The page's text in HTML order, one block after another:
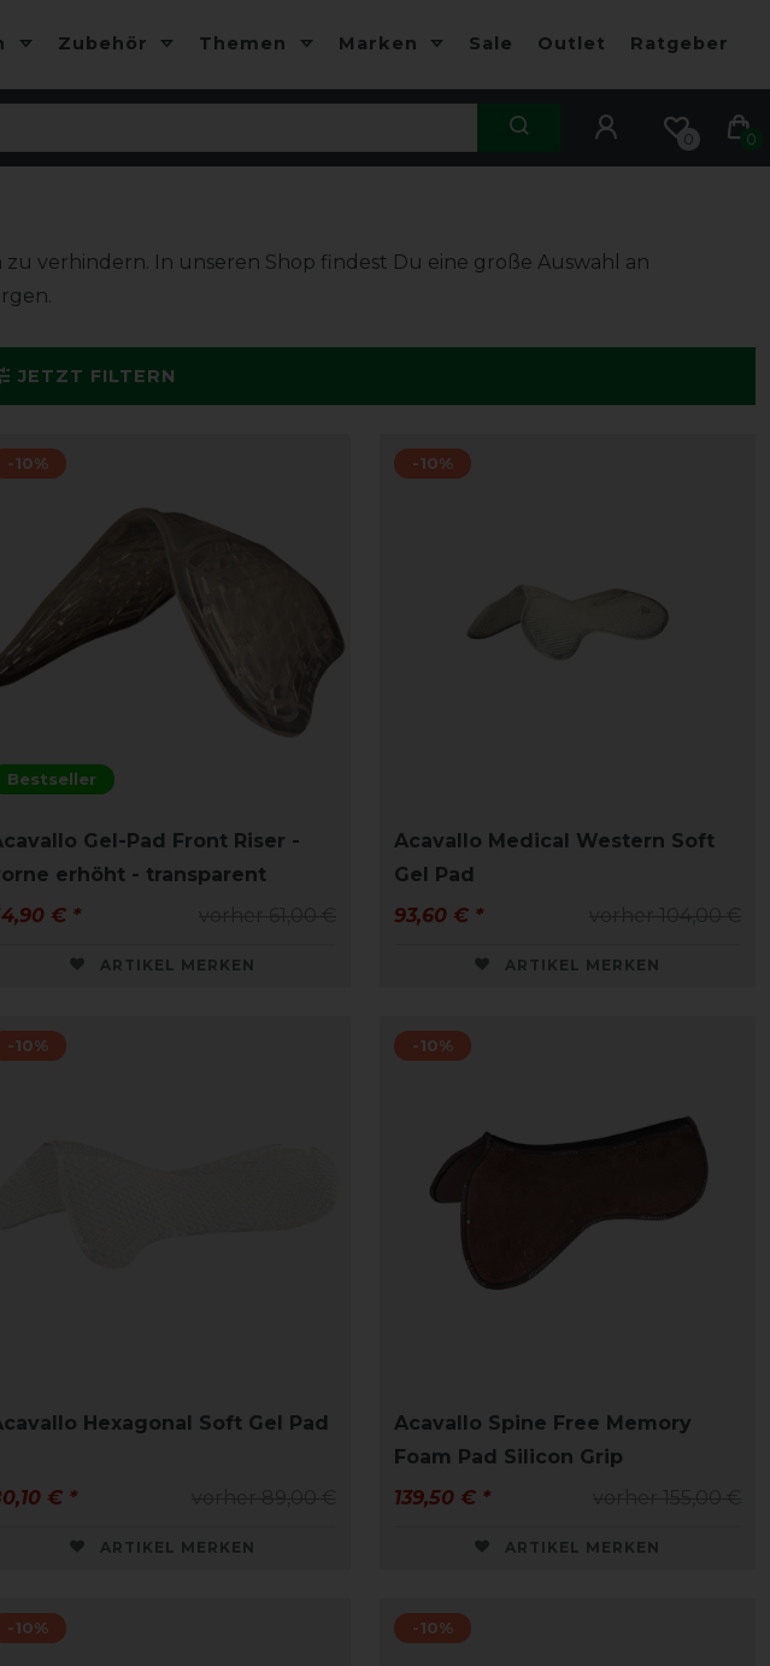
Zubehör Themen Marken Sale Outlet Ratgeber
0 0
verhindern. In unseren Shop findest Du eine große Auswahl an
JETZT FILTERN
Bestseller
-10%
Gel-Pad Front Riser -
erhöht - transparent
€ *
ARTIKEL MERKEN
-10%
Acavallo Medical Western Soft
Gel Pad
93,60 € *
ARTIKEL MERKEN
-10%
Hexagonal Soft Gel Pad
€ *
ARTIKEL MERKEN
-10%
Acavallo Spine Free Memory
Foam Pad Silicon Grip
139,50 € *
ARTIKEL MERKEN
-10% -10%